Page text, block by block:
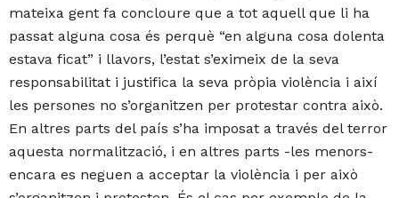
mateixa gent fa concloure que a tot aquell que li ha
passat alguna cosa és perquè “en alguna cosa dolenta
estava ficat” i llavors, l’estat s’eximeix de la seva
responsabilitat i justifica la seva pròpia violència i així
les persones no s’organitzen per protestar contra això.
En altres parts del país s’ha imposat a través del terror
aquesta normalització, i en altres parts -les menors-
encara es neguen a acceptar la violència i per això